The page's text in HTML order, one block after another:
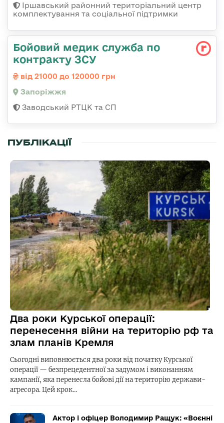
Іршавський районний територіальний центр
комплектування та соціальної підтримки
Бойовий медик служба по
контракту ЗСУ
від 21000 до 120000 грн
Запоріжжя
Заводський РТЦК та СП
ПУБЛІКАЦІЇ
Два роки Курської операції:
перенесення війни на територію рф та
злам планів Кремля
Сьогодні виповнюється два роки від початку Курської
операції — безпрецедентної за задумом і виконанням
кампанії, яка перенесла бойові дії на територію держави-
агресора. Цей крок…
Актор і офіцер Володимир Ращук: «Воєнні